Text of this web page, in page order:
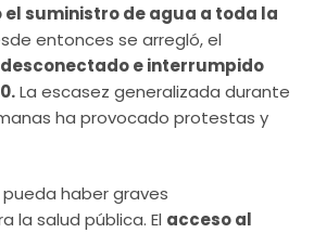
suministro de agua a toda la
entonces se arregló, el
desconectado e interrumpido
La escasez generalizada durante
ha provocado protestas y
haber graves
la salud pública. El acceso al